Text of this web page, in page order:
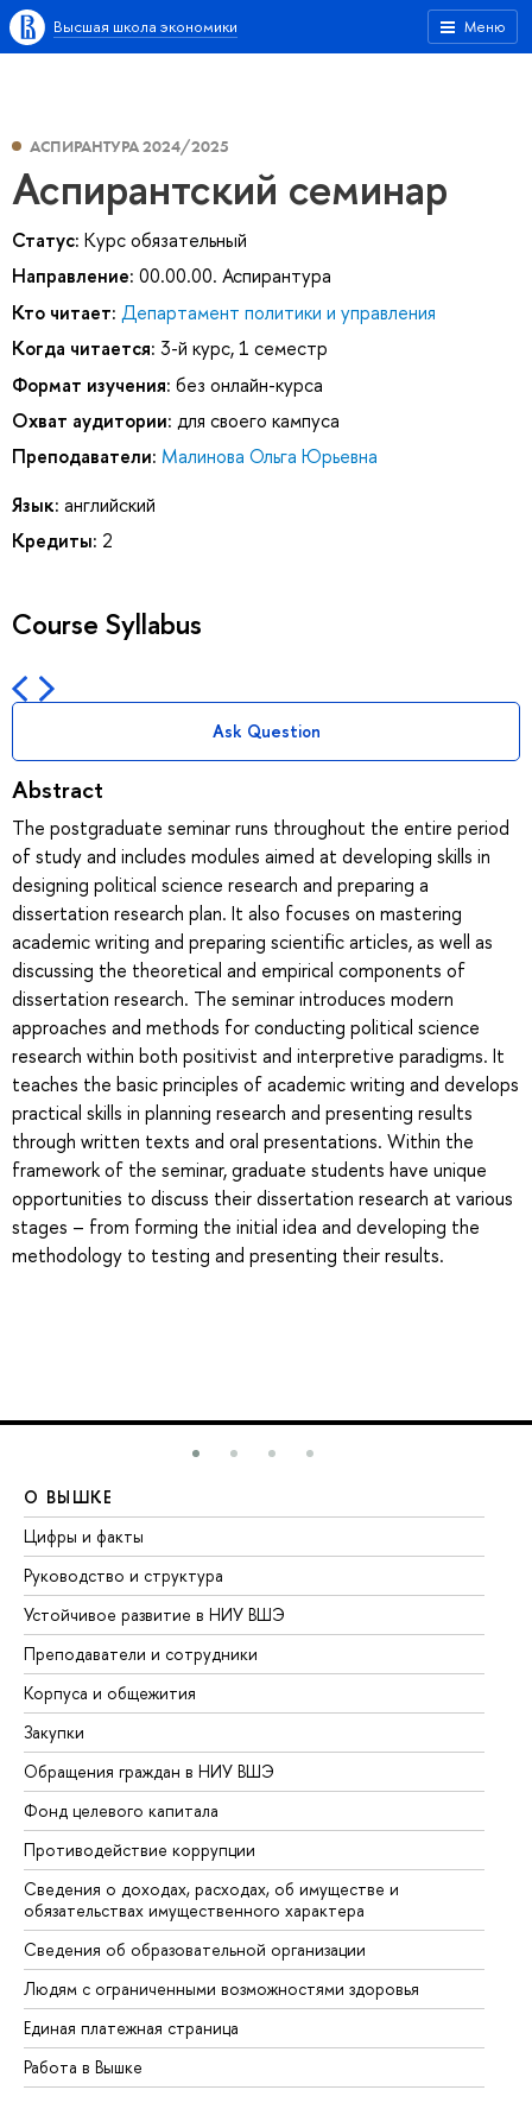
Меню
Высшая школа экономики
АСПИРАНТУРА 2024/2025
Аспирантский семинар
Статус: Курс обязательный
Направление: 00.00.00. Аспирантура
Кто читает: Департамент политики и управления
Когда читается: 3-й курс, 1 семестр
Формат изучения: без онлайн-курса
Охват аудитории: для своего кампуса
Преподаватели: Малинова Ольга Юрьевна
Язык: английский
Кредиты: 2
Course Syllabus
Ask Question
Abstract
The postgraduate seminar runs throughout the entire period
of study and includes modules aimed at developing skills in
designing political science research and preparing a
dissertation research plan. It also focuses on mastering
academic writing and preparing scientific articles, as well as
discussing the theoretical and empirical components of
dissertation research. The seminar introduces modern
approaches and methods for conducting political science
research within both positivist and interpretive paradigms. It
teaches the basic principles of academic writing and develops
practical skills in planning research and presenting results
through written texts and oral presentations. Within the
framework of the seminar, graduate students have unique
opportunities to discuss their dissertation research at various
stages – from forming the initial idea and developing the
methodology to testing and presenting their results.
О ВЫШКЕ
Цифры и факты
Руководство и структура
Устойчивое развитие в НИУ ВШЭ
Преподаватели и сотрудники
Корпуса и общежития
Закупки
Обращения граждан в НИУ ВШЭ
Фонд целевого капитала
Противодействие коррупции
Сведения о доходах, расходах, об имуществе и
обязательствах имущественного характера
Сведения об образовательной организации
Людям с ограниченными возможностями здоровья
Единая платежная страница
Работа в Вышке